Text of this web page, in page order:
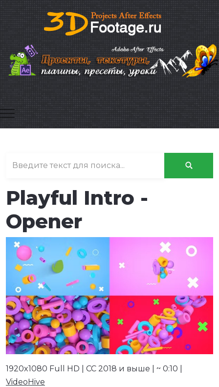
Mobile Menu Toggle
Playful Intro -
Opener
1920x1080 Full HD | CC 2018 и выше | ~ 0:10 |
VideoHive